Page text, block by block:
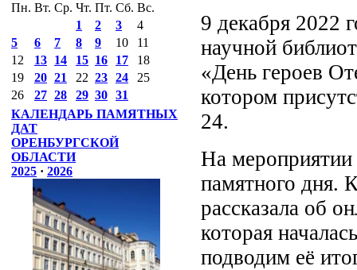
Пн. Вт. Ср. Чт. Пт. Сб. Вс.
1
2 3
4
5
6 7 8 9 10
11
12
13 14 15 16 17
18
19
20 21 22 23 24
25
26
27 28 29 30 31
КАЛЕНДАРЬ ПАМЯТНЫХ
ДАТ
ОРЕНБУРГСКОЙ
ОБЛАСТИ
2025 · 2026
9 декабря 2022
научной
«День героев
котором
24.
На мероприятии
памятного дня.
рассказала об
которая
подводим её